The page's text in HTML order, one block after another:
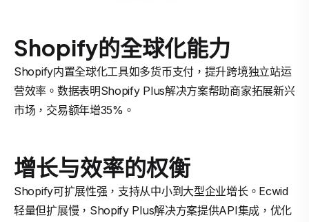
Shopify的全球化能力
Shopify内置全球化工具如多货币支付，提升跨境独立站运
营效率。数据表明Shopify Plus解决方案帮助商家拓展新兴
市场，交易额年增35%。
增长与效率的权衡
Shopify可扩展性强，支持从中小到大型企业增长。Ecwid
轻量但扩展慢，Shopify Plus解决方案提供API集成，优化